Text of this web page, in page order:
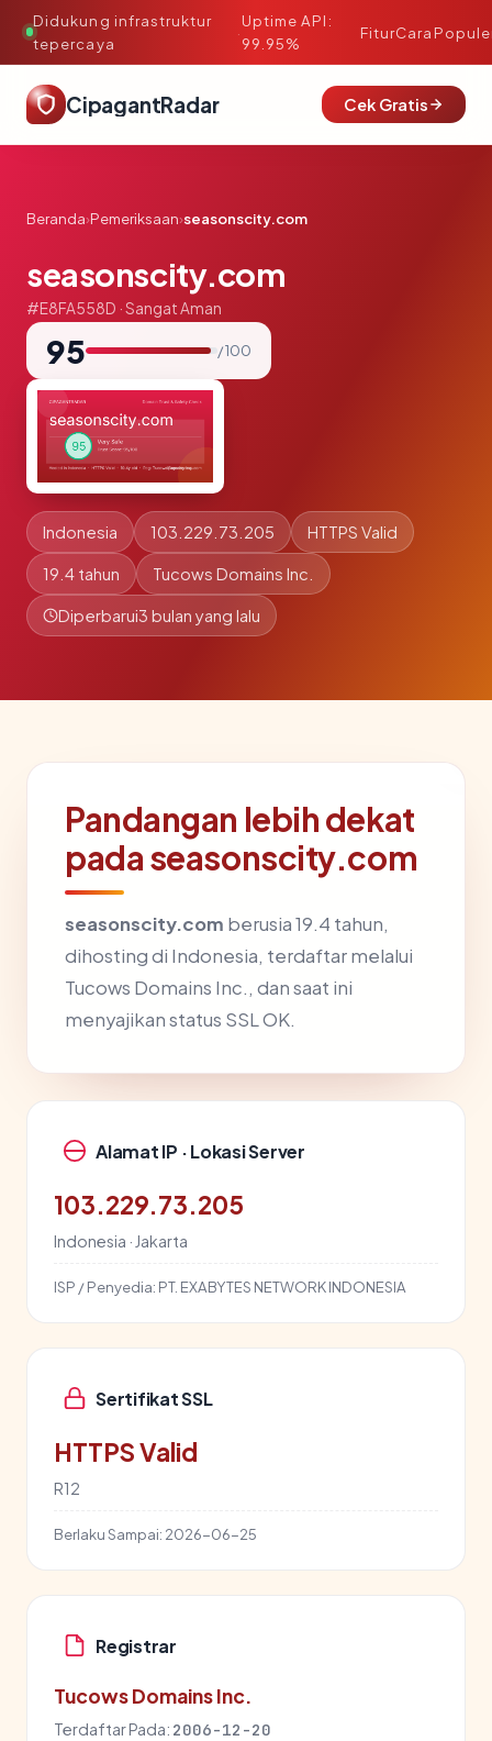
Didukung infrastruktur
tepercaya
·
Uptime API:
99.95%
FiturCara
CipagantRadar Cek Gratis
Beranda›Pemeriksaan›seasonscity.com
seasonscity.com
#E8FA558D · Sangat Aman
95 / 100
Indonesia 103.229.73.205 HTTPS Valid
19.4 tahun Tucows Domains Inc.
Diperbarui3 bulan yang lalu
Pandangan lebih dekat
pada seasonscity.com
seasonscity.com berusia 19.4 tahun,
dihosting di Indonesia, terdaftar melalui
Tucows Domains Inc., dan saat ini
menyajikan status SSL OK.
Alamat IP · Lokasi Server
103.229.73.205
Indonesia · Jakarta
ISP / Penyedia: PT. EXABYTES NETWORK INDONESIA
Sertifikat SSL
HTTPS Valid
R12
Berlaku Sampai: 2026-06-25
Registrar
Tucows Domains Inc.
Terdaftar Pada: 2006-12-20